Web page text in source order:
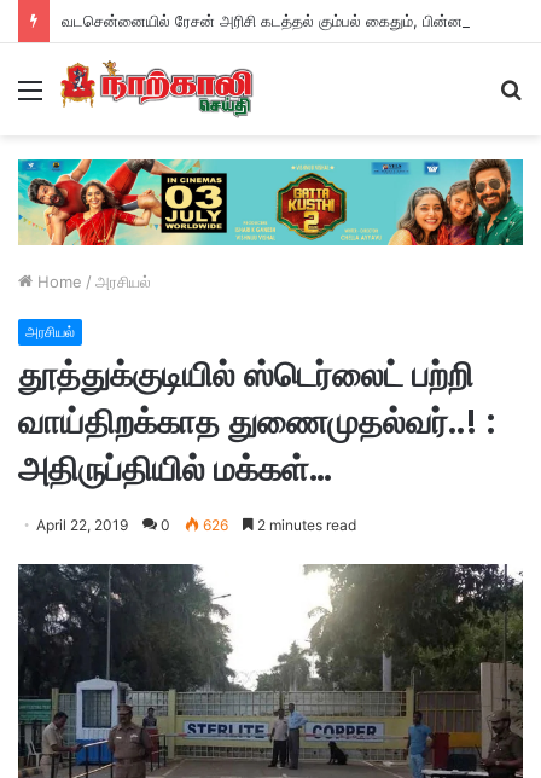
Menu
Home / அரசியல்
அரசியல்
தூத்துக்குடியில் ஸ்டெர்லைட் பற்றி
வாய்திறக்காத துணைமுதல்வர்..! :
அதிருப்தியில் மக்கள்…
April 22, 2019 0 626 2 minutes read